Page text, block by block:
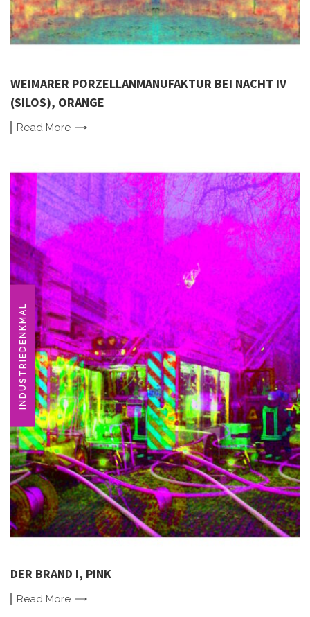
WEIMARER PORZELLANMANUFAKTUR BEI NACHT IV
(SILOS), ORANGE
Read More
INDUSTRIEDENKMAL
DER BRAND I, PINK
Read More